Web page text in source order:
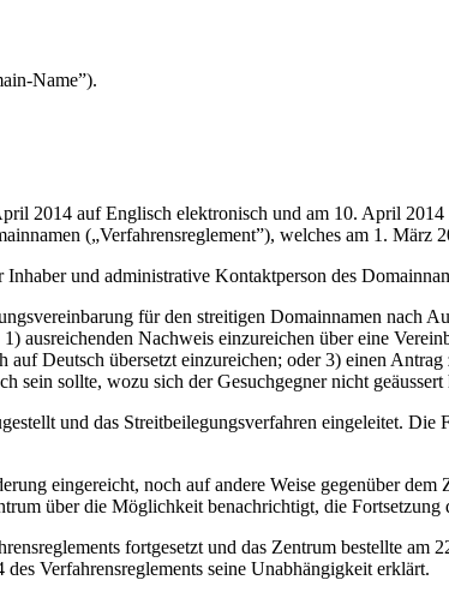
Name”).
2014 auf Englisch elektronisch und am 10. April
(„Verfahrensreglement”), welches am 1. März
und administrative Kontaktperson des
für den streitigen Domainnamen nach
ausreichenden Nachweis einzureichen über eine
Deutsch übersetzt einzureichen; oder 3) einen
sein sollte, wozu sich der Gesuchgegner nicht geäussert
und das Streitbeilegungsverfahren eingeleitet.
eingereicht, noch auf andere Weise gegenüber
über die Möglichkeit benachrichtigt, die Fortsetzung
fortgesetzt und das Zentrum bestellte
Verfahrensreglements seine Unabhängigkeit erklärt.